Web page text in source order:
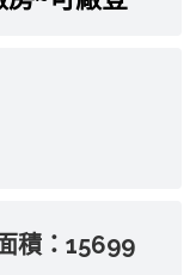
積：15699